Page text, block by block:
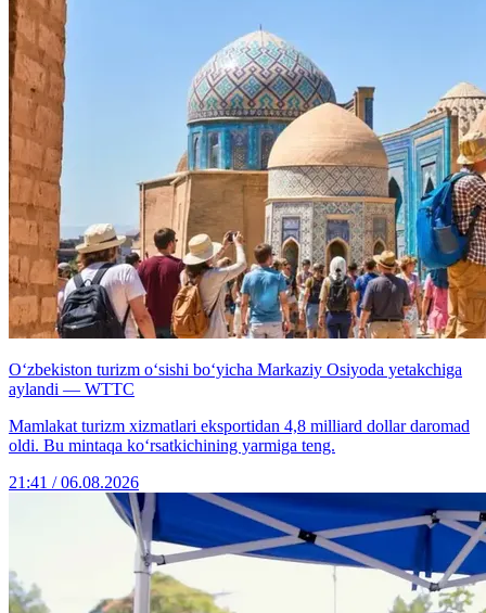
O‘zbekiston turizm o‘sishi bo‘yicha Markaziy Osiyoda yetakchiga
aylandi — WTTC
Mamlakat turizm xizmatlari eksportidan 4,8 milliard dollar daromad
oldi. Bu mintaqa ko‘rsatkichining yarmiga teng.
21:41 / 06.08.2026